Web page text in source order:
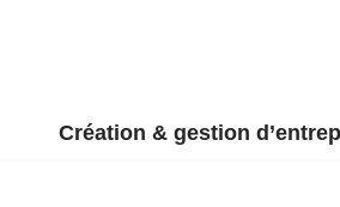
contenu
Création & gestion